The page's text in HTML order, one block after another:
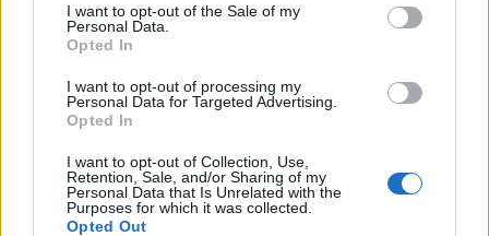
I want to opt-out of the Sale of my
Personal Data.
Opted In
I want to opt-out of processing my
Personal Data for Targeted Advertising.
Opted In
I want to opt-out of Collection, Use,
Retention, Sale, and/or Sharing of my
Personal Data that Is Unrelated with the
Purposes for which it was collected.
Opted Out